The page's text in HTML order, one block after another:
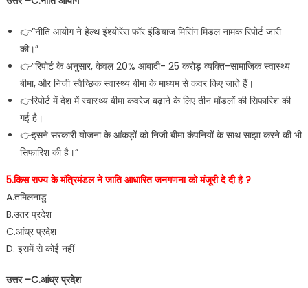
👉”नीति आयोग ने हेल्थ इंश्योरेंस फॉर इंडियाज मिसिंग मिडल नामक रिपोर्ट जारी
की।”
👉”रिपोर्ट के अनुसार, केवल 20% आबादी- 25 करोड़ व्यक्ति-सामाजिक स्वास्थ्य
बीमा, और निजी स्वैच्छिक स्वास्थ्य बीमा के माध्यम से कवर किए जाते हैं।
👉रिपोर्ट में देश में स्वास्थ्य बीमा कवरेज बढ़ाने के लिए तीन मॉडलों की सिफारिश की
गई है।
👉इसने सरकारी योजना के आंकड़ों को निजी बीमा कंपनियों के साथ साझा करने की भी
सिफारिश की है।”
5.किस राज्य के मंत्रिमंडल ने जाति आधारित जनगणना को मंजूरी दे दी है ?
A.तमिलनाडु
B.उतर प्रदेश
C.आंध्र प्रदेश
D. इसमें से कोई नहीं
उत्तर –C.आंध्र प्रदेश